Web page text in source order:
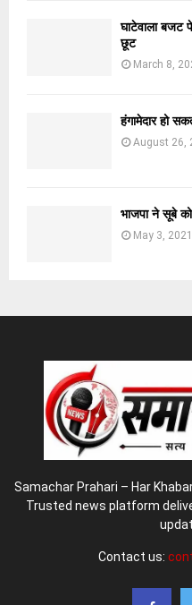
घाटेवाला बजट
छूट
March 8,
हंगामेदार हो
August 26,
भाजपा ने सूबे
May 3, 2021
Samachar Prahari – Har
Trusted news platform
Contact us: